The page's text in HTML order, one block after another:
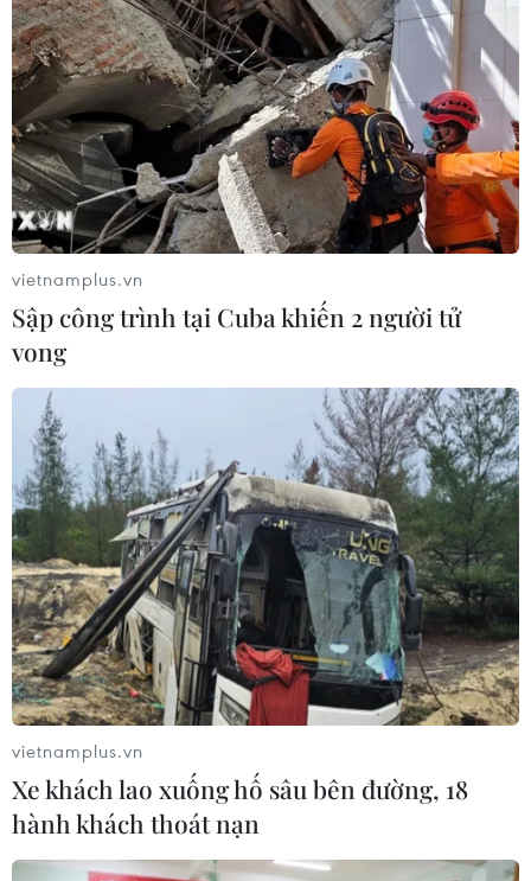
vietnamplus.vn
Sập công trình tại Cuba khiến 2 người tử
vong
vietnamplus.vn
Xe khách lao xuống hố sâu bên đường, 18
hành khách thoát nạn